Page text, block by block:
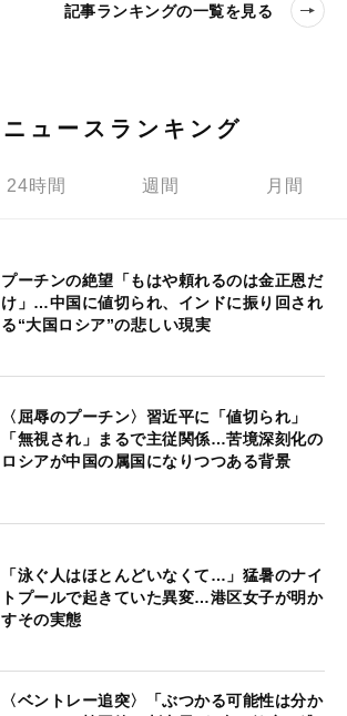
記事ランキングの一覧を見る
ニュースランキング
24時間 週間 月間
プーチンの絶望「もはや頼れるのは金正恩だ
け」…中国に値切られ、インドに振り回され
る“大国ロシア”の悲しい現実
〈屈辱のプーチン〉習近平に「値切られ」
「無視され」まるで主従関係…苦境深刻化の
ロシアが中国の属国になりつつある背景
「泳ぐ人はほとんどいなくて…」猛暑のナイ
トプールで起きていた異変…港区女子が明か
すその実態
〈ベントレー追突〉「ぶつかる可能性は分か